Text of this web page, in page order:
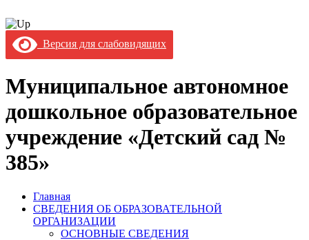
Версия для слабовидящих
Муниципальное автономное
дошкольное образовательное
учреждение «Детский сад №
385»
Главная
СВЕДЕНИЯ ОБ ОБРАЗОВАТЕЛЬНОЙ
ОРГАНИЗАЦИИ
ОСНОВНЫЕ СВЕДЕНИЯ